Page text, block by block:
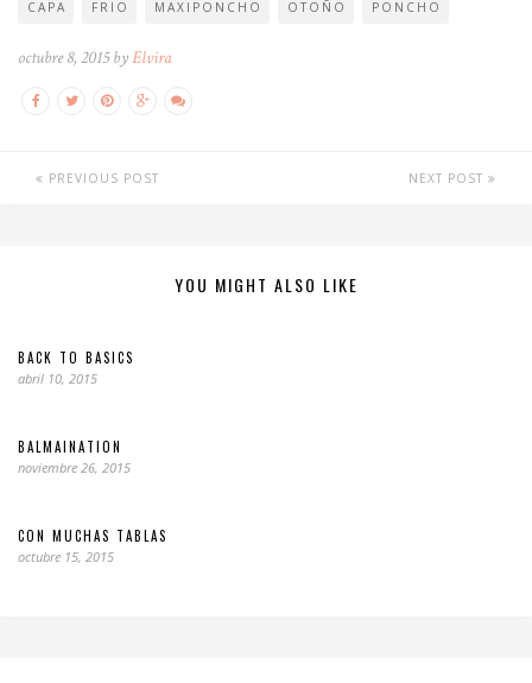
CAPA FRIO MAXIPONCHO OTOÑO PONCHO
octubre 8, 2015 byElvira
PREVIOUS POST NEXT POST
YOU MIGHT ALSO LIKE
BACK TO BASICS
abril 10, 2015
BALMAINATION
noviembre 26, 2015
CON MUCHAS TABLAS
octubre 15, 2015